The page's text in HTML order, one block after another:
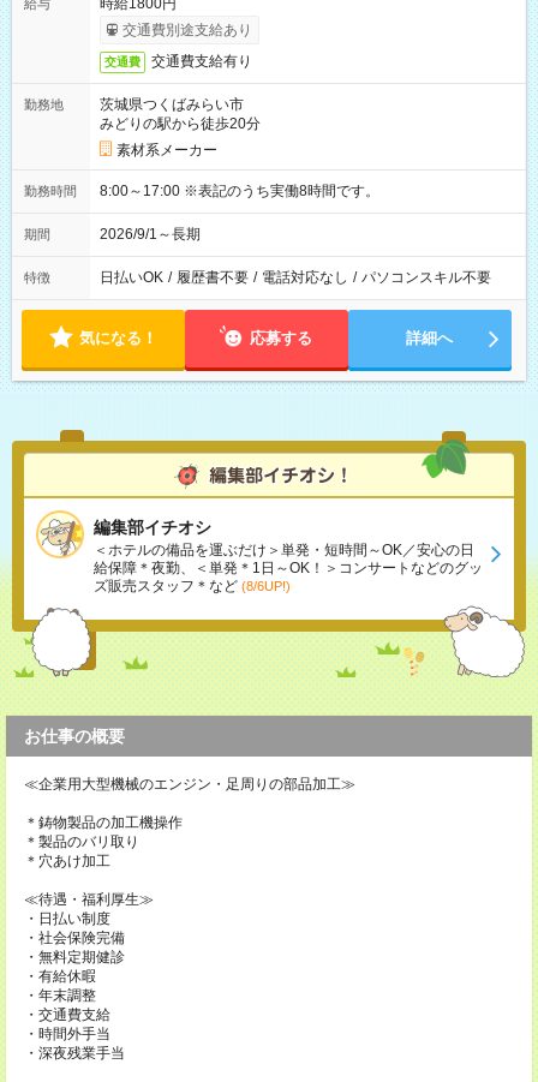
給与
時給1800円
交通費別途支給あり
交通費 交通費支給有り
勤務地
茨城県つくばみらい市
みどりの駅から徒歩20分
素材系メーカー
勤務時間 8:00～17:00 ※表記のうち実働8時間です。
期間 2026/9/1～長期
特徴 日払いOK / 履歴書不要 / 電話対応なし / パソコンスキル不要
気になる！ 応募する 詳細へ
編集部イチオシ
＜ホテルの備品を運ぶだけ＞単発・短時間～OK／安心の日
給保障＊夜勤、＜単発＊1日～OK！＞コンサートなどのグッ
ズ販売スタッフ＊など (8/6UP!)
お仕事の概要
≪企業用大型機械のエンジン・足周りの部品加工≫
＊鋳物製品の加工機操作
＊製品のバリ取り
＊穴あけ加工
≪待遇・福利厚生≫
・日払い制度
・社会保険完備
・無料定期健診
・有給休暇
・年末調整
・交通費支給
・時間外手当
・深夜残業手当